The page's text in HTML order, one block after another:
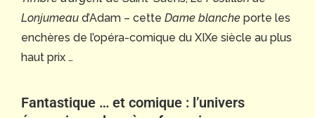
Lonjumeau d’Adam – cette Dame blanche porte les
enchères de l’opéra-comique du XIXe siècle au plus
haut prix …
Fantastique … et comique : l’univers